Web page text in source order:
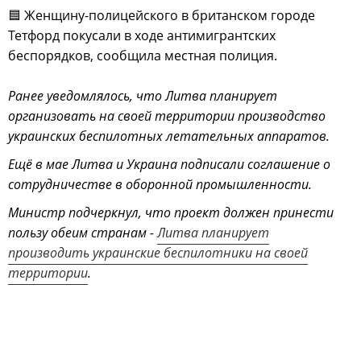
🟦 Женщину-полицейского в британском городе
Тетфорд покусали в ходе антимигрантских
беспорядков, сообщила местная полиция.
Ранее уведомлялось, что Литва планирует
организовать на своей территории производство
украинских беспилотных летательных аппаратов.
Ещё в мае Литва и Украина подписали соглашение о
сотрудничестве в оборонной промышленности.
Министр подчеркнул, что проект должен принести
пользу обеим странам -Литва планирует
производить украинские беспилотники на своей
территории.